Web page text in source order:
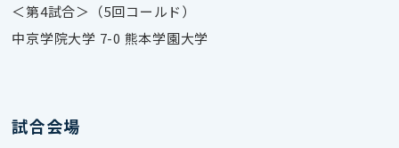
＜第4試合＞（5回コールド）
中京学院大学 7-0 熊本学園大学
試合会場